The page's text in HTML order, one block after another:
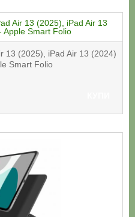
13 (2025), iPad Air 13 (2024)
Smart Folio